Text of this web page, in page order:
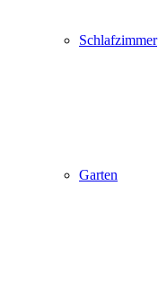
Schlafzimmer
Garten